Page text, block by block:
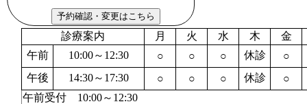
診療案内 月 火 水 木 金
午前
10:00～12:30 ○ ○ ○ 休診 ○
午後
14:30～17:30 ○ ○ ○ 休診 ○
午前受付 10:00～12:30